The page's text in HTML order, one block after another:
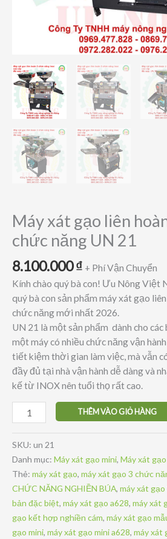
Máy xát gạo liên
chức năng UN 21
8.100.000₫ + Phí Vận Chuyển
Kính chào quý bà con! Ưu Nông Việt
quý bà con sản phẩm máy xát gạo
chức năng mới nhất 2026.
UN 21 là một sản phẩm dành cho các
một máy có nhiều chức năng vận
tiết kiệm thời gian làm việc, mà vẫn
đầy đủ tại nhà vận hành dễ dàng và
kế từ INOX nên tuổi thọ rất cao.
Máy
xát
mini
chức
THÊM VÀO GIỎ HÀNG
SKU: un 21
Danh mục: Máy xát gạo mini, Máy xát
Thẻ: máy xát gạo, máy xát gạo 3 chức
CHỨC NĂNG NGHIỀN BÚA, máy xát
bản đặc biệt, máy xát gạo a628, máy xát
gạo kết hợp nghiền cám, máy xát gạo
gạo mini, máy xát gạo mini a628, máy xát